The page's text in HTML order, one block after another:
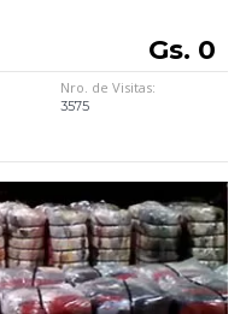
Gs. 0
Nro. de Visitas:
3575